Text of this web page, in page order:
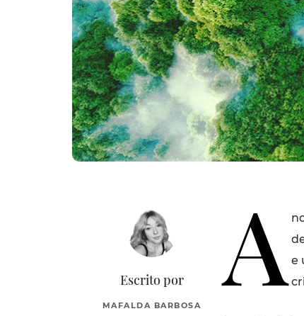
Escrito por
MAFALDA BARBOSA A e